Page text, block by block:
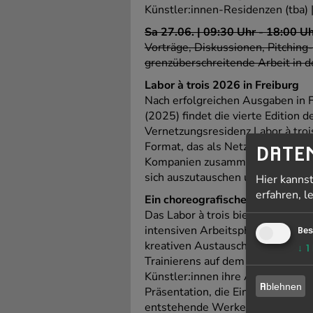
Künstler:innen-Residenzen
Sa 27.06. | 09:30 Uhr - 18:00
Vorträge, Diskussionen,
grenzüberschreitende Arbeit in
Labor à trois 2026 in Freiburg
Nach erfolgreichen Ausgaben
(2025) findet die vierte Edition
Vernetzungsresidenz Labor à
Format, das als Netzwerk und
Kompanien zusammen, um neun
sich auszutauschen und ihre
Ein choreografisches Labor der
Das Labor à trois bietet den
intensiven Arbeitsphase ihre
kreativen Austausch stehen
Trainierens auf dem Programm.
Künstler:innen ihre Arbeiten am
Präsentation, die Einblicke in
entstehende Werke bietet.
Hier
erfahren,
↓ 1
Ablehnen